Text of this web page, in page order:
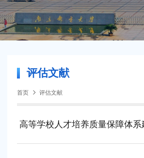
评估文献
首页 评估文献
高等学校人才培养质量保障体系